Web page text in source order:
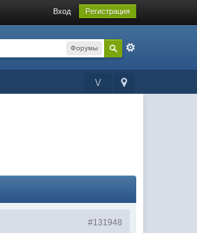
Вход Регистрация
Форумы
V
#131948